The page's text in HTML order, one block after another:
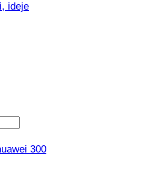
Professional CP-
ideje